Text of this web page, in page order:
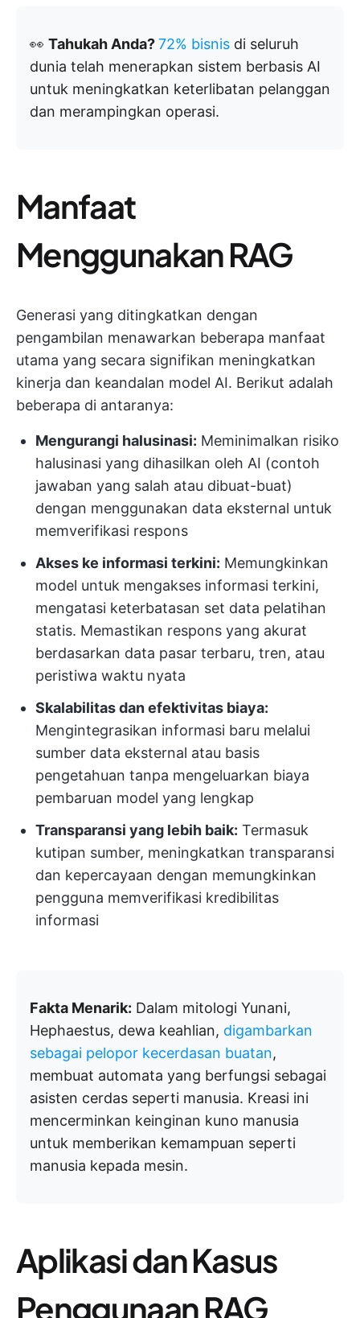
👀 Tahukah Anda?72% bisnis di seluruh
dunia telah menerapkan sistem berbasis AI
untuk meningkatkan keterlibatan pelanggan
dan merampingkan operasi.
Manfaat
Menggunakan RAG
Generasi yang ditingkatkan dengan
pengambilan menawarkan beberapa manfaat
utama yang secara signifikan meningkatkan
kinerja dan keandalan model AI. Berikut adalah
beberapa di antaranya:
Mengurangi halusinasi: Meminimalkan risiko
halusinasi yang dihasilkan oleh AI (contoh
jawaban yang salah atau dibuat-buat)
dengan menggunakan data eksternal untuk
memverifikasi respons
Akses ke informasi terkini: Memungkinkan
model untuk mengakses informasi terkini,
mengatasi keterbatasan set data pelatihan
statis. Memastikan respons yang akurat
berdasarkan data pasar terbaru, tren, atau
peristiwa waktu nyata
Skalabilitas dan efektivitas biaya:
Mengintegrasikan informasi baru melalui
sumber data eksternal atau basis
pengetahuan tanpa mengeluarkan biaya
pembaruan model yang lengkap
Transparansi yang lebih baik: Termasuk
kutipan sumber, meningkatkan transparansi
dan kepercayaan dengan memungkinkan
pengguna memverifikasi kredibilitas
informasi
Fakta Menarik: Dalam mitologi Yunani,
Hephaestus, dewa keahlian, digambarkan
sebagai pelopor kecerdasan buatan,
membuat automata yang berfungsi sebagai
asisten cerdas seperti manusia. Kreasi ini
mencerminkan keinginan kuno manusia
untuk memberikan kemampuan seperti
manusia kepada mesin.
Aplikasi dan Kasus
Penggunaan RAG